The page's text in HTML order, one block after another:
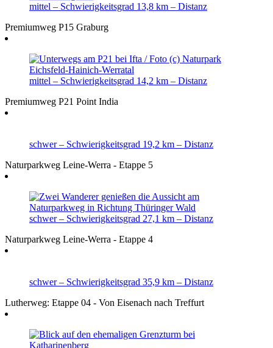
mittel – Schwierigkeitsgrad 13,8 km – Distanz
Premiumweg P15 Graburg
mittel – Schwierigkeitsgrad 14,2 km – Distanz
Premiumweg P21 Point India
schwer– Schwierigkeitsgrad 19,2 km – Distanz
Naturparkweg Leine-Werra - Etappe 5
schwer– Schwierigkeitsgrad 27,1 km – Distanz
Naturparkweg Leine-Werra - Etappe 4
schwer– Schwierigkeitsgrad 35,9 km – Distanz
Lutherweg: Etappe 04 - Von Eisenach nach Treffurt